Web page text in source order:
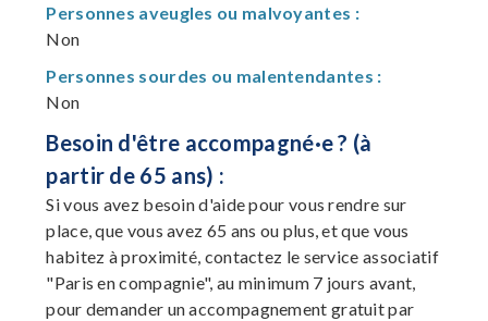
Personnes aveugles ou malvoyantes :
Non
Personnes sourdes ou malentendantes :
Non
Besoin d'être accompagné·e ? (à
partir de 65 ans) :
Si vous avez besoin d'aide pour vous rendre sur
place, que vous avez 65 ans ou plus, et que vous
habitez à proximité, contactez le service associatif
"Paris en compagnie", au minimum 7 jours avant,
pour demander un accompagnement gratuit par